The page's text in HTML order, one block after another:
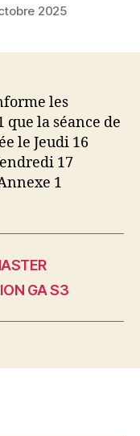
2025
les
que la séance de
le Jeudi 16
17
1
GA S3